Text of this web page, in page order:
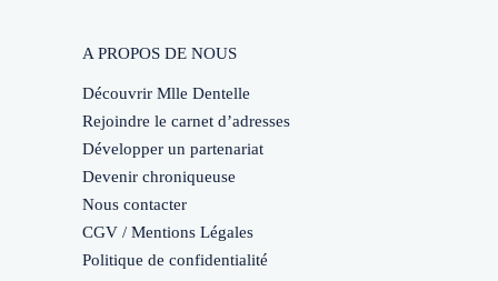
A PROPOS DE NOUS
Découvrir Mlle Dentelle
Rejoindre le carnet d’adresses
Développer un partenariat
Devenir chroniqueuse
Nous contacter
CGV / Mentions Légales
Politique de confidentialité